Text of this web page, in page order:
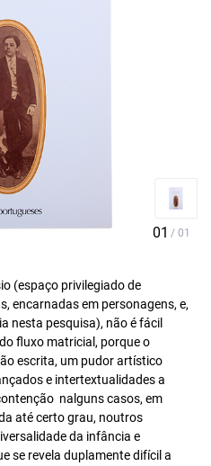
(espaço privilegiado de
encarnadas em personagens, e,
nesta pesquisa), não é fácil
fluxo matricial, porque o
escrita, um pudor artístico
e intertextualidades a
 nalguns casos, em
até certo grau, noutros
da infância e
se revela duplamente difícil a